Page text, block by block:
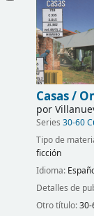
Casas /
por
Series 30-60
Tipo de
ficción
Idioma:
Detalles de
Otro título: